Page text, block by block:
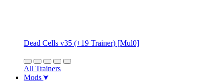
Dead Cells v35 (+19 Trainer) [Mul0]
All Trainers
Mods